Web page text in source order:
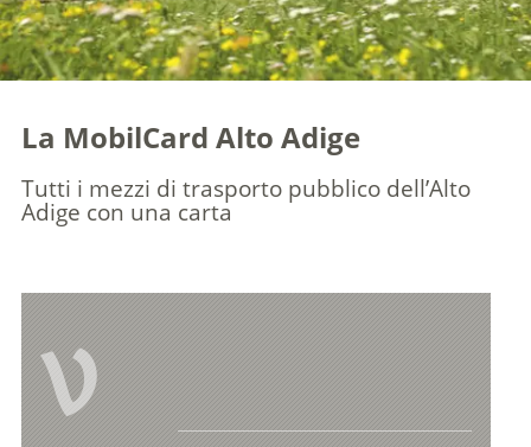
La MobilCard Alto Adige
Tutti i mezzi di trasporto pubblico dell’Alto
Adige con una carta
V